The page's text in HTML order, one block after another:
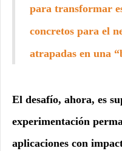
para transformar
concretos para el
atrapadas en una
El desafío, ahora, es
experimentación
aplicaciones con